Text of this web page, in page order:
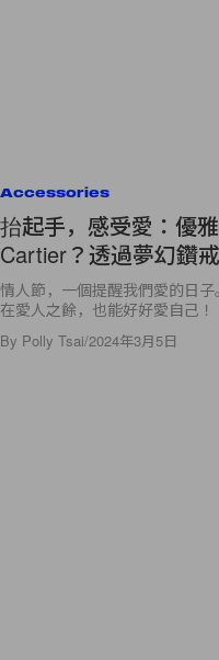
Accessories
抬起手，感受愛：優
Cartier？透過夢幻鑽
情人節，一個提醒我們愛的日
在愛人之餘，也能好好愛自己！
By Polly Tsai/2024年3月5日